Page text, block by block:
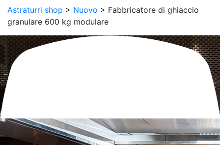
Astraturri shop > Nuovo > Fabbricatore di ghiaccio
granulare 600 kg modulare